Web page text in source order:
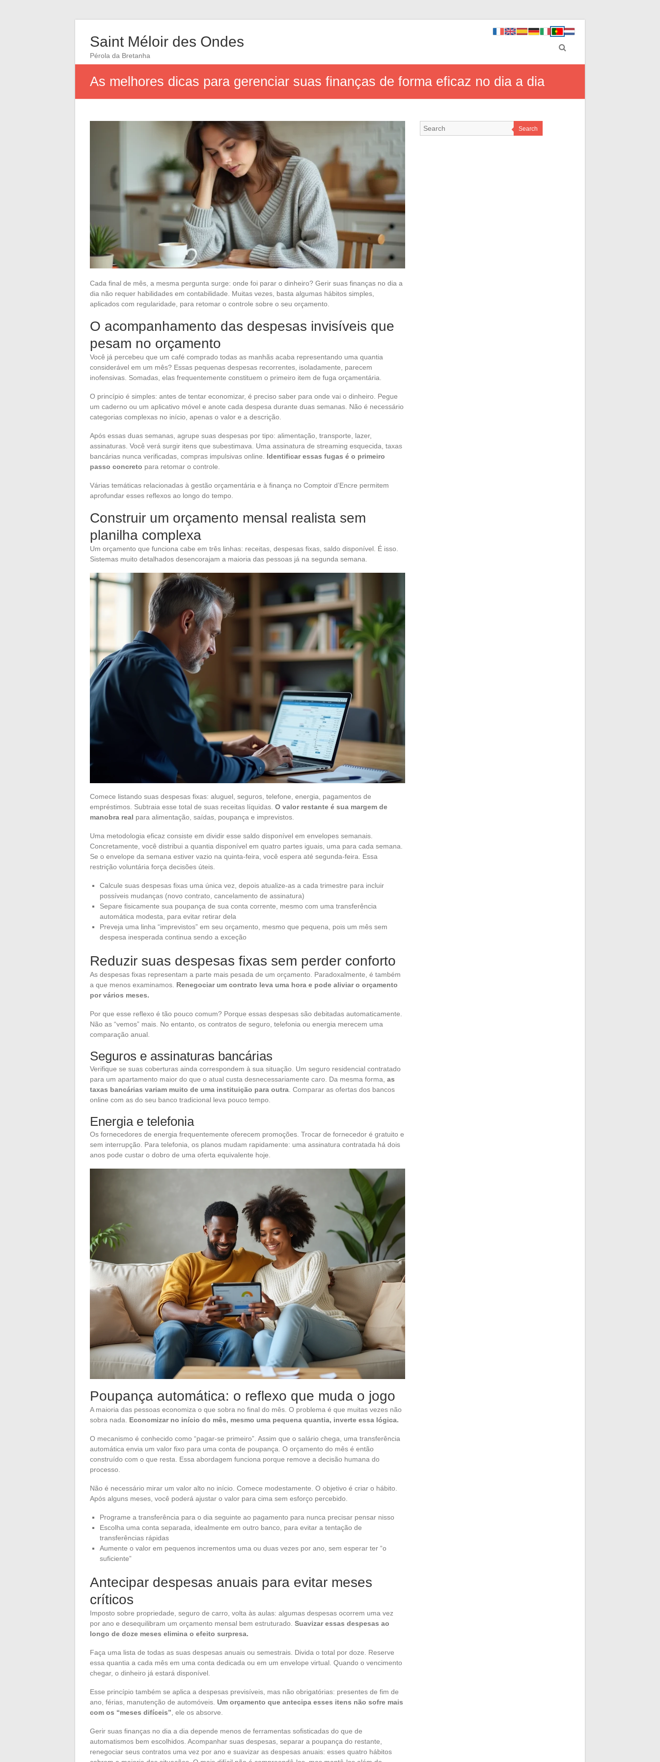
Saint Méloir des Ondes
Pérola da Bretanha
As melhores dicas para gerenciar suas finanças de forma eficaz no dia a dia
Cada final de mês, a mesma pergunta surge: onde foi parar o dinheiro? Gerir suas finanças no dia a
dia não requer habilidades em contabilidade. Muitas vezes, basta algumas hábitos simples,
aplicados com regularidade, para retomar o controle sobre o seu orçamento.
O acompanhamento das despesas invisíveis que
pesam no orçamento
Você já percebeu que um café comprado todas as manhãs acaba representando uma quantia
considerável em um mês? Essas pequenas despesas recorrentes, isoladamente, parecem
inofensivas. Somadas, elas frequentemente constituem o primeiro item de fuga orçamentária.
O princípio é simples: antes de tentar economizar, é preciso saber para onde vai o dinheiro. Pegue
um caderno ou um aplicativo móvel e anote cada despesa durante duas semanas. Não é necessário
categorias complexas no início, apenas o valor e a descrição.
Após essas duas semanas, agrupe suas despesas por tipo: alimentação, transporte, lazer,
assinaturas. Você verá surgir itens que subestimava. Uma assinatura de streaming esquecida, taxas
bancárias nunca verificadas, compras impulsivas online. Identificar essas fugas é o primeiro
passo concreto para retomar o controle.
Várias temáticas relacionadas à gestão orçamentária e à finança no Comptoir d’Encre permitem
aprofundar esses reflexos ao longo do tempo.
Construir um orçamento mensal realista sem
planilha complexa
Um orçamento que funciona cabe em três linhas: receitas, despesas fixas, saldo disponível. É isso.
Sistemas muito detalhados desencorajam a maioria das pessoas já na segunda semana.
Comece listando suas despesas fixas: aluguel, seguros, telefone, energia, pagamentos de
empréstimos. Subtraia esse total de suas receitas líquidas. O valor restante é sua margem de
manobra real para alimentação, saídas, poupança e imprevistos.
Uma metodologia eficaz consiste em dividir esse saldo disponível em envelopes semanais.
Concretamente, você distribui a quantia disponível em quatro partes iguais, uma para cada semana.
Se o envelope da semana estiver vazio na quinta-feira, você espera até segunda-feira. Essa
restrição voluntária força decisões úteis.
Calcule suas despesas fixas uma única vez, depois atualize-as a cada trimestre para incluir
possíveis mudanças (novo contrato, cancelamento de assinatura)
Separe fisicamente sua poupança de sua conta corrente, mesmo com uma transferência
automática modesta, para evitar retirar dela
Preveja uma linha “imprevistos” em seu orçamento, mesmo que pequena, pois um mês sem
despesa inesperada continua sendo a exceção
Reduzir suas despesas fixas sem perder conforto
As despesas fixas representam a parte mais pesada de um orçamento. Paradoxalmente, é também
a que menos examinamos. Renegociar um contrato leva uma hora e pode aliviar o orçamento
por vários meses.
Por que esse reflexo é tão pouco comum? Porque essas despesas são debitadas automaticamente.
Não as “vemos” mais. No entanto, os contratos de seguro, telefonia ou energia merecem uma
comparação anual.
Seguros e assinaturas bancárias
Verifique se suas coberturas ainda correspondem à sua situação. Um seguro residencial contratado
para um apartamento maior do que o atual custa desnecessariamente caro. Da mesma forma, as
taxas bancárias variam muito de uma instituição para outra . Comparar as ofertas dos bancos
online com as do seu banco tradicional leva pouco tempo.
Energia e telefonia
Os fornecedores de energia frequentemente oferecem promoções. Trocar de fornecedor é gratuito e
sem interrupção. Para telefonia, os planos mudam rapidamente: uma assinatura contratada há dois
anos pode custar o dobro de uma oferta equivalente hoje.
Poupança automática: o reflexo que muda o jogo
A maioria das pessoas economiza o que sobra no final do mês. O problema é que muitas vezes não
sobra nada. Economizar no início do mês, mesmo uma pequena quantia, inverte essa lógica.
O mecanismo é conhecido como “pagar-se primeiro”. Assim que o salário chega, uma transferência
automática envia um valor fixo para uma conta de poupança. O orçamento do mês é então
construído com o que resta. Essa abordagem funciona porque remove a decisão humana do
processo.
Não é necessário mirar um valor alto no início. Comece modestamente. O objetivo é criar o hábito.
Após alguns meses, você poderá ajustar o valor para cima sem esforço percebido.
Programe a transferência para o dia seguinte ao pagamento para nunca precisar pensar nisso
Escolha uma conta separada, idealmente em outro banco, para evitar a tentação de
transferências rápidas
Aumente o valor em pequenos incrementos uma ou duas vezes por ano, sem esperar ter “o
suficiente”
Antecipar despesas anuais para evitar meses
críticos
Imposto sobre propriedade, seguro de carro, volta às aulas: algumas despesas ocorrem uma vez
por ano e desequilibram um orçamento mensal bem estruturado. Suavizar essas despesas ao
longo de doze meses elimina o efeito surpresa.
Faça uma lista de todas as suas despesas anuais ou semestrais. Divida o total por doze. Reserve
essa quantia a cada mês em uma conta dedicada ou em um envelope virtual. Quando o vencimento
chegar, o dinheiro já estará disponível.
Esse princípio também se aplica a despesas previsíveis, mas não obrigatórias: presentes de fim de
ano, férias, manutenção de automóveis. Um orçamento que antecipa esses itens não sofre mais
com os “meses difíceis” , ele os absorve.
Gerir suas finanças no dia a dia depende menos de ferramentas sofisticadas do que de
automatismos bem escolhidos. Acompanhar suas despesas, separar a poupança do restante,
renegociar seus contratos uma vez por ano e suavizar as despesas anuais: esses quatro hábitos
Search